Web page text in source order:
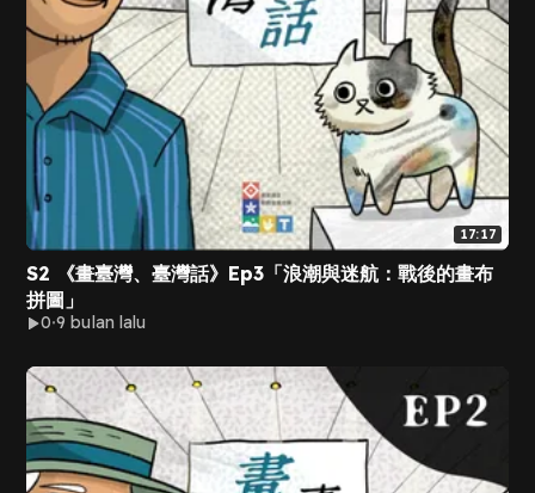
17:17
S2 《畫臺灣、臺灣話》Ep3「浪潮與迷航：戰後的畫布
拼圖」
0 9 bulan lalu